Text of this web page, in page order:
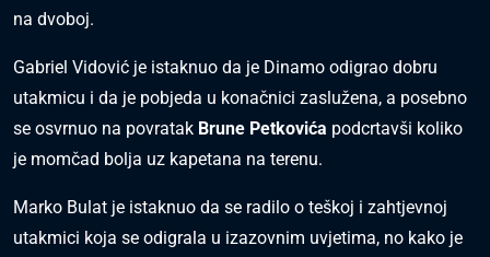
na dvoboj.
Gabriel Vidović je istaknuo da je Dinamo odigrao dobru
utakmicu i da je pobjeda u konačnici zaslužena, a posebno
se osvrnuo na povratak Brune Petkovića podcrtavši koliko
je momčad bolja uz kapetana na terenu.
Marko Bulat je istaknuo da se radilo o teškoj i zahtjevnoj
utakmici koja se odigrala u izazovnim uvjetima, no kako je